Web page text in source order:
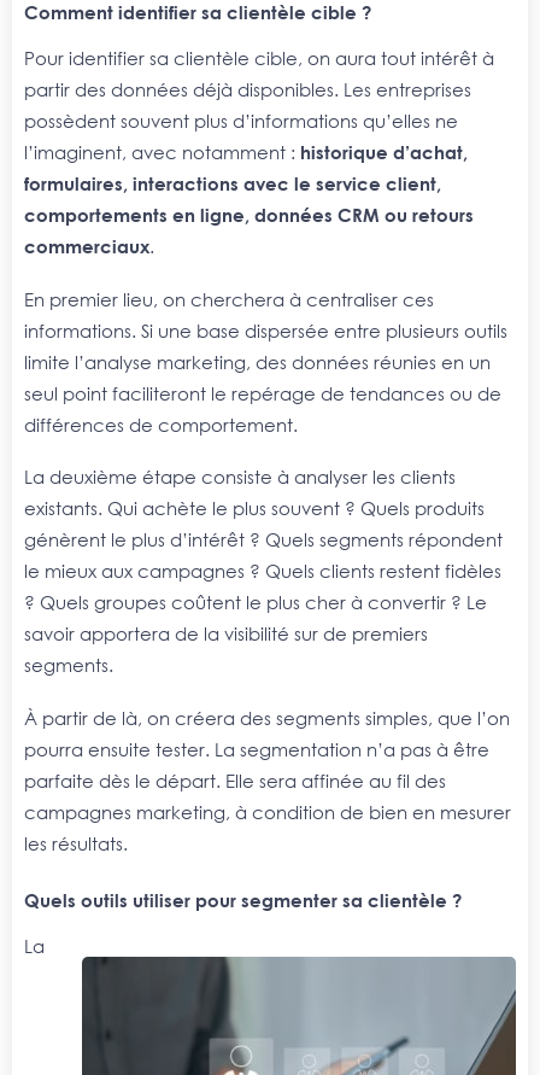
Comment identifier sa clientèle cible ?
Pour identifier sa clientèle cible, on aura tout intérêt à
partir des données déjà disponibles. Les entreprises
possèdent souvent plus d’informations qu’elles ne
l’imaginent, avec notamment : historique d’achat,
formulaires, interactions avec le service client,
comportements en ligne, données CRM ou retours
commerciaux.
En premier lieu, on cherchera à centraliser ces
informations. Si une base dispersée entre plusieurs outils
limite l’analyse marketing, des données réunies en un
seul point faciliteront le repérage de tendances ou de
différences de comportement.
La deuxième étape consiste à analyser les clients
existants. Qui achète le plus souvent ? Quels produits
génèrent le plus d’intérêt ? Quels segments répondent
le mieux aux campagnes ? Quels clients restent fidèles
? Quels groupes coûtent le plus cher à convertir ? Le
savoir apportera de la visibilité sur de premiers
segments.
À partir de là, on créera des segments simples, que l’on
pourra ensuite tester. La segmentation n’a pas à être
parfaite dès le départ. Elle sera affinée au fil des
campagnes marketing, à condition de bien en mesurer
les résultats.
Quels outils utiliser pour segmenter sa clientèle ?
La